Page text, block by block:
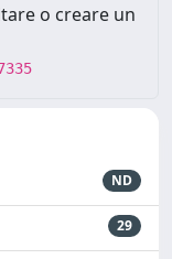
o creare un
ND
29